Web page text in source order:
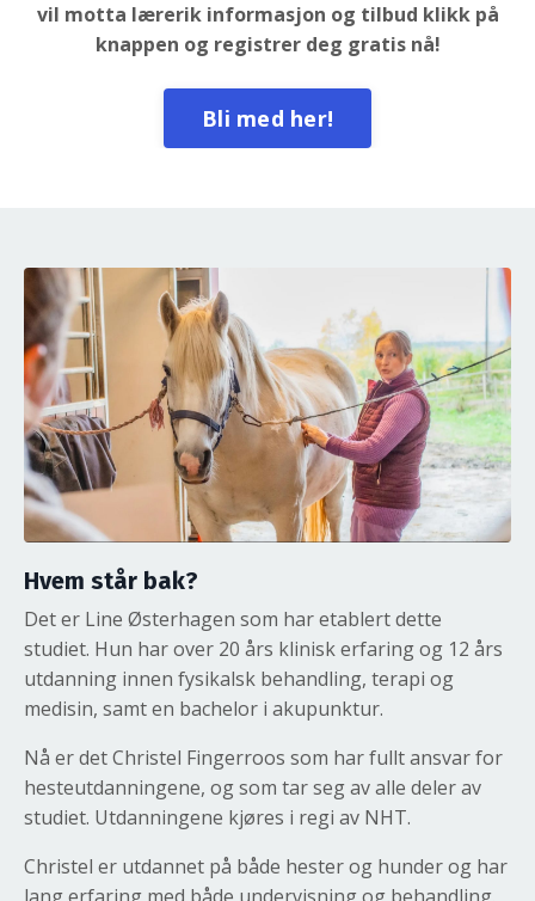
vil motta lærerik informasjon og tilbud klikk på
knappen og registrer deg gratis nå!
Bli med her!
Hvem står bak?
Det er Line Østerhagen som har etablert dette
studiet. Hun har over 20 års klinisk erfaring og 12 års
utdanning innen fysikalsk behandling, terapi og
medisin, samt en bachelor i akupunktur.
Nå er det Christel Fingerroos som har fullt ansvar for
hesteutdanningene, og som tar seg av alle deler av
studiet. Utdanningene kjøres i regi av NHT.
Christel er utdannet på både hester og hunder og har